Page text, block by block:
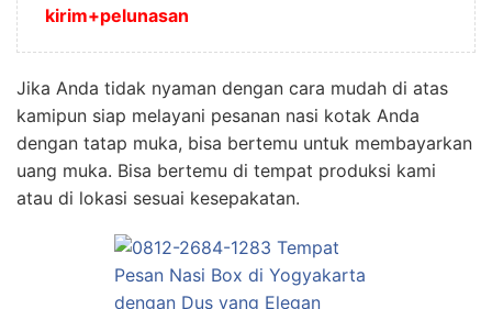
kirim+pelunasan
Jika Anda tidak nyaman dengan cara mudah di atas
kamipun siap melayani pesanan nasi kotak Anda
dengan tatap muka, bisa bertemu untuk membayarkan
uang muka. Bisa bertemu di tempat produksi kami
atau di lokasi sesuai kesepakatan.